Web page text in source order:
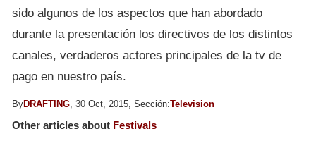
sido algunos de los aspectos que han abordado
durante la presentación los directivos de los distintos
canales, verdaderos actores principales de la tv de
pago en nuestro país.
ByDRAFTING, 30 Oct, 2015, Sección:Television
Other articles about Festivals